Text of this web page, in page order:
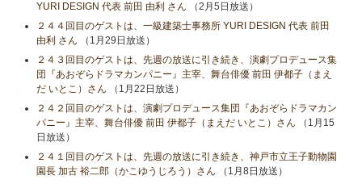
YURI DESIGN 代表 前田 由利 さん （2月5日放送）
２４４回目のゲストは、一級建築士事務所 YURI DESIGN 代表 前田
由利 さん （1月29日放送）
２４３回目のゲストは、先週の放送に引き続き、演劇プロデュース集
団『あおぞらドラマカンパニー』主宰、舞台俳優 前田 伊都子（まえ
だ いとこ）さん （1月22日放送）
２４２回目のゲストは、演劇プロデュース集団『あおぞらドラマカン
パニー』主宰、舞台俳優 前田 伊都子（まえだ いとこ）さん （1月15
日放送）
２４１回目のゲストは、先週の放送に引き続き、神戸市立王子動物園
園長 加古 裕二郎（かこゆうじろう）さん （1月8日放送）